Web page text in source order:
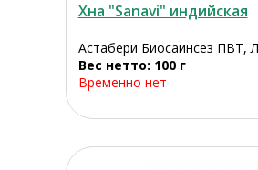
Хна "Sanavi" индийская
Астабери Биосаинсез ПВТ,
Вес нетто: 100 г
Временно нет